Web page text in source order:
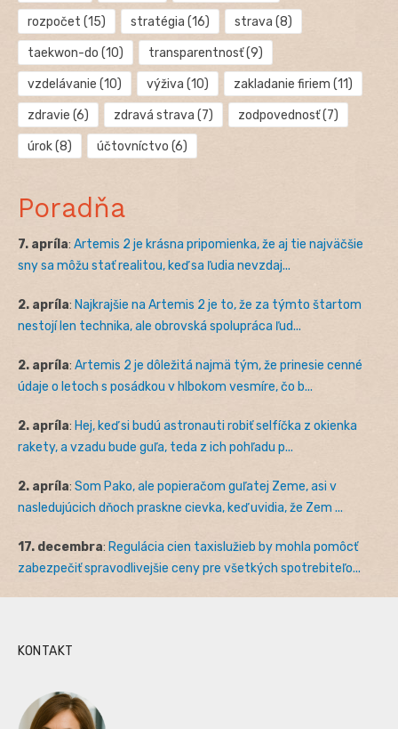
rozpočet (15) stratégia (16) strava (8)
taekwon-do (10) transparentnosť(9)
vzdelávanie (10) výživa (10) zakladanie firiem (11)
zdravie (6) zdravá strava (7) zodpovednosť(7)
úrok(8) účtovníctvo (6)
Poradňa
7. apríla: Artemis 2 je krásna pripomienka, že aj tie najväčšie
sny sa môžu stať realitou, keď sa ľudia nevzdaj...
2. apríla: Najkrajšie na Artemis 2 je to, že za týmto štartom
nestojí len technika, ale obrovská spolupráca ľud...
2. apríla: Artemis 2 je dôležitá najmä tým, že prinesie cenné
údaje o letoch s posádkou v hlbokom vesmíre, čo b...
2. apríla: Hej, keď si budú astronauti robiť selfíčka z okienka
rakety, a vzadu bude guľa, teda z ich pohľadu p...
2. apríla: Som Pako, ale popieračom guľatej Zeme, asi v
nasledujúcich dňoch praskne cievka, keď uvidia, že Zem ...
17. decembra: Regulácia cien taxislužieb by mohla pomôcť
zabezpečiť spravodlivejšie ceny pre všetkých spotrebiteľo...
KONTAKT